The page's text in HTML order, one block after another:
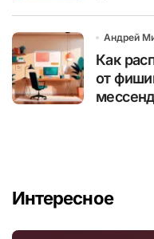
Андрей
Как
от
Интересное